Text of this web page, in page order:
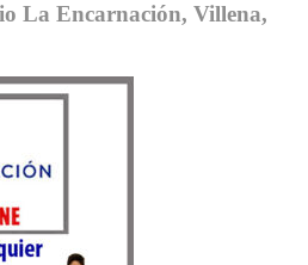
La Encarnación, Villena,